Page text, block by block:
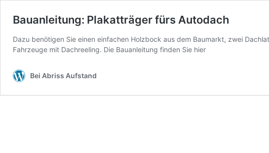
Bauanleitung: Plakatträger fürs Autodach
Dazu benötigen Sie einen einfachen Holzbock aus dem Baumarkt, zwei
Fahrzeuge mit Dachreeling. Die Bauanleitung finden Sie hier
Bei Abriss Aufstand